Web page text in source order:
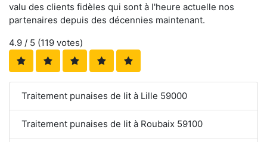
valu des clients fidèles qui sont à l'heure actuelle nos
partenaires depuis des décennies maintenant.
4.9 / 5 (119 votes)
Traitement punaises de lit à Lille 59000
Traitement punaises de lit à Roubaix 59100